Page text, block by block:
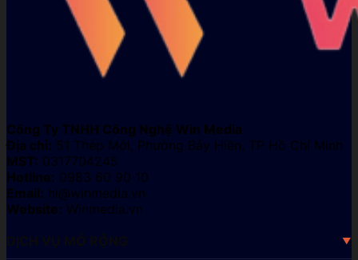
Công Ty TNHH Công Nghệ Win Media
Địa chỉ: 51 Thép Mới, Phường Bảy Hiền, TP Hồ Chí Minh
MST: 0317704245
Hotline: 0983 60 90 10
Email: hi@winmedia.vn
Website: Winmedia.vn
DỊCH VỤ MỞ RỘNG